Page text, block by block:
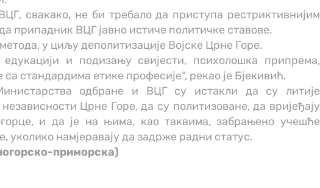
свакако, не би требало да приступа рестриктивнијим
припадник ВЦГ јавно истиче политичке ставове.
у циљу деполитизације Војске Црне Горе.
и подизању свијести, психолошка припрема,
стандардима етике професије“, рекао је Бјекивић.
одбране и ВЦГ су истакли да су литије
Црне Горе, да су политизоване, да вријеђају
и да је на њима, као таквима, забрањено учешће
уколико намјеравају да задрже радни статус.
приморскa)